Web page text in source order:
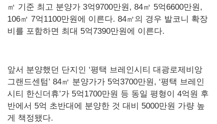
㎡ 기준 최고 분양가 3억9700만원, 84㎡ 5억6600만원,
106㎡ 7억1100만원에 이른다. 84㎡의 경우 발코니 확장
비를 포함하면 최대 5억7390만원에 이른다.
앞서 분양했던 단지인 ‘평택 브레인시티 대광로제비앙
그랜드센텀’ 84㎡ 분양가가 5억3700만원, ‘평택 브레인
시티 한신더휴’가 5억1700만원 등 동일 평형이 4억원 후
반에서 5억 초반대에 분양한 것 대비 5000만원 가량 높
게 책정됐다.